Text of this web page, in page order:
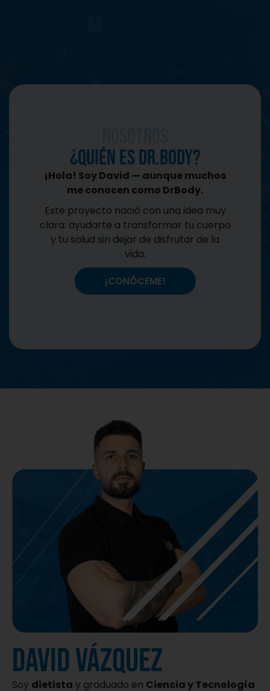
¿QUIÉN ES DR.BODY?​
¡Hola! Soy David — aunque muchos
me conocen como DrBody.
Este proyecto nació con una idea muy
clara: ayudarte a transformar tu cuerpo
y tu salud sin dejar de disfrutar de la
vida.
¡CONÓCEME!
david vázquez
Soy dietista y graduado en Ciencia y Tecnología